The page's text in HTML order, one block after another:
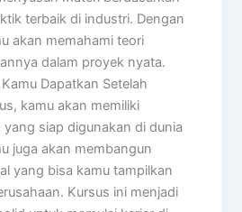
terbaik di industri. Dengan
akan memahami teori
dalam proyek nyata.
Dapatkan Setelah
kamu akan memiliki
siap digunakan di dunia
juga akan membangun
yang bisa kamu tampilkan
Kursus ini menjadi